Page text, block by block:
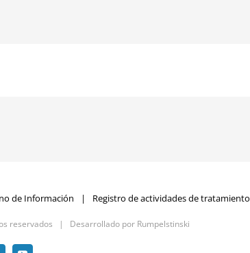
de Información Registro de actividades de tratamiento
reservados | Desarrollado por Rumpelstinski